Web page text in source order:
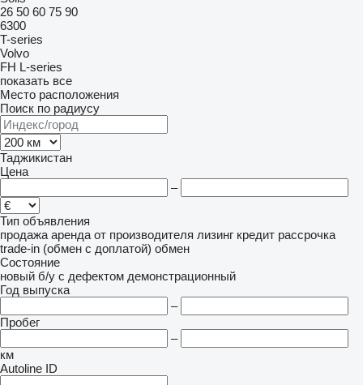
26 50 60 75 90
6300
T-series
Volvo
FH L-series
показать все
Место расположения
Поиск по радиусу
Таджикистан
Цена
–
Тип объявления
продажа аренда от производителя лизинг кредит рассрочка
trade-in (обмен с доплатой) обмен
Состояние
новый б/у с дефектом демонстрационный
Год выпуска
–
Пробег
–
км
Autoline ID